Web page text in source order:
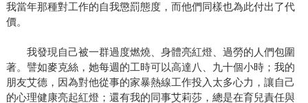
我當年那種對工作的自我懲罰態度，而他們同樣也為此付出了代
價。
我發現自己被一群過度燃燒、身體亮紅燈、過勞的人們包圍
著。譬如麥克絲，她每週的工時可以高達八、九十個小時；我的
朋友艾德，因為對他從事的家暴熱線工作投入太多心力，讓自己
的心理健康亮起紅燈；還有我的同事艾莉莎，總是在育兒責任與